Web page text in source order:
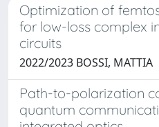
Optimization of
for low-loss complex
circuits
2022/2023 BOSSI, MATTIA
Path-to-polarization
quantum